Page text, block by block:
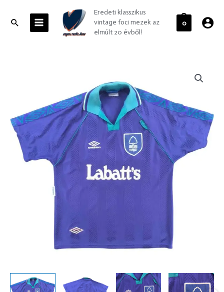
contentSearchMENU
Eredeti klasszikus
vintage foci mezek az
elmúlt 20 évből!
0
Umbro
vendég
foci
mez